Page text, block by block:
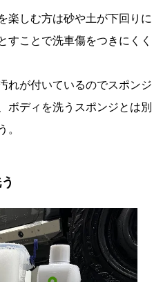
楽しむ方は砂や土が下回りに
すことで洗車傷をつきにくく
れが付いているのでスポンジ
ボディを洗うスポンジとは別
。